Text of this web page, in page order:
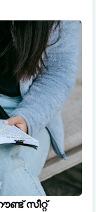
സീറ്റ്